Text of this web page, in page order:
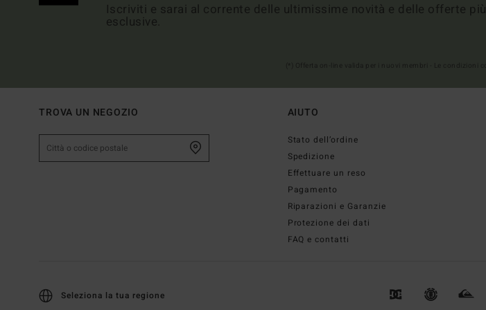
Iscriviti e sarai al corrente delle ultimissime novità e delle offerte più
esclusive.
TROVA UN NEGOZIO AIUTO
Stato dell’ordine
Spedizione
Effettuare un reso
Pagamento
Riparazioni e Garanzie
Protezione dei dati
FAQ e contatti
Seleziona la tua regione